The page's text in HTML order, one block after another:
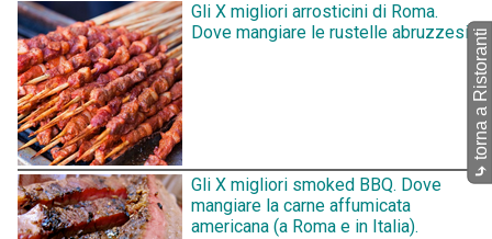
Gli X migliori arrosticini di Roma.
Dove mangiare le rustelle abruzzesi.
Gli X migliori smoked BBQ. Dove
mangiare la carne affumicata
americana (a Roma e in Italia).
⤷
torna a Ristoranti